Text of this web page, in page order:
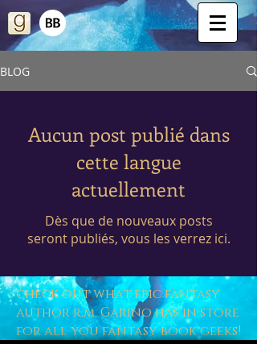
BLOG
Aucun post publié dans
cette langue
actuellement
Dès que de nouveaux posts
seront publiés, vous les verrez ici.
check out what epic fantasy
author r.m. Garino has in store
for all you fantasy book geeks!